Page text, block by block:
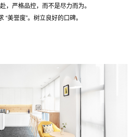
严格品控，而不是尽力而为。
美誉度”。树立良好的口碑。